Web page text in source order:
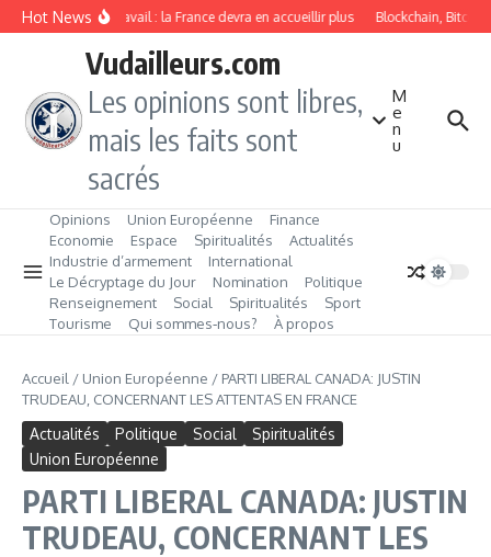
Aller au contenu
Hot News
Immigration de travail : la France devra en accueillir plus Blockchain,
Vudailleurs.com
Les opinions sont libres,
mais les faits sont
sacrés
M
e
n
u
Opinions Union Européenne
Finance
Economie
Espace Spiritualités
Actualités
Industrie d’armement
International
Le Décryptage du Jour
Nomination
Politique
Renseignement
Social Spiritualités
Sport
Tourisme
Qui sommes‑nous? À propos
Accueil / Union Européenne / PARTI LIBERAL CANADA: JUSTIN
TRUDEAU, CONCERNANT LES ATTENTAS EN FRANCE
Actualités Politique Social
Spiritualités
Union Européenne
PARTI LIBERAL CANADA: JUSTIN
TRUDEAU, CONCERNANT LES